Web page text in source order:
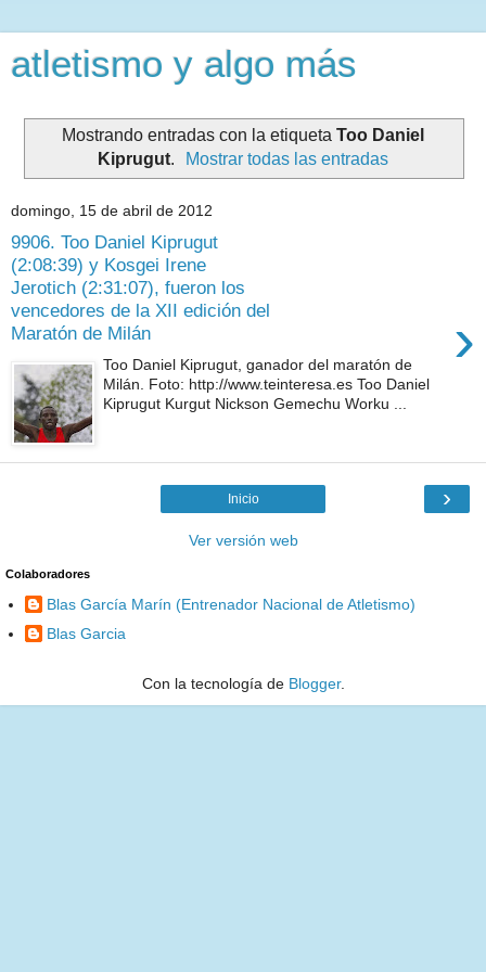
atletismo y algo más
Mostrando entradas con la etiqueta Too Daniel
Kiprugut. Mostrar todas las entradas
domingo, 15 de abril de 2012
9906. Too Daniel Kiprugut
(2:08:39) y Kosgei Irene
Jerotich (2:31:07), fueron los
vencedores de la XII edición del
Maratón de Milán
›
Too Daniel Kiprugut, ganador del maratón de
Milán. Foto: http://www.teinteresa.es Too Daniel
Kiprugut Kurgut Nickson Gemechu Worku ...
›
Inicio
Ver versión web
Colaboradores
Blas García Marín (Entrenador Nacional de Atletismo)
Blas Garcia
Con la tecnología de Blogger.